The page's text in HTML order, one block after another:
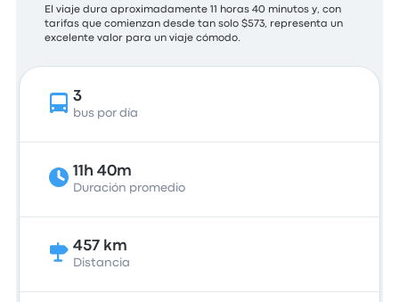
El viaje dura aproximadamente 11 horas 40 minutos y, con
tarifas que comienzan desde tan solo $573, representa un
excelente valor para un viaje cómodo.
3
bus por día
11h 40m
Duración promedio
457 km
Distancia